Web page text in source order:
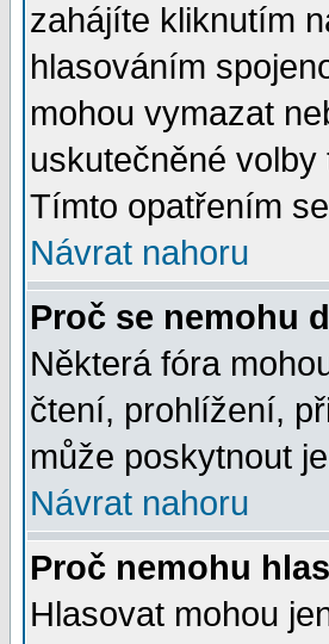
zahájíte kliknutím
hlasováním
mohou vymazat
uskutečněné
Tímto opatřením
Návrat nahoru
Proč se nemohu
Některá fóra
čtení, prohlížení,
může poskytnout
Návrat nahoru
Proč nemohu
Hlasovat mohou